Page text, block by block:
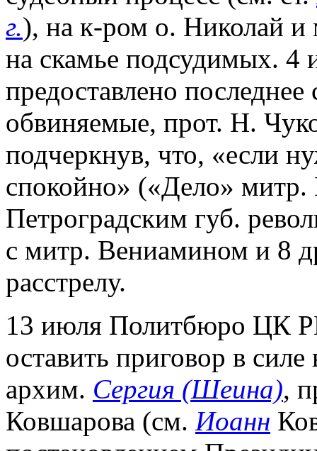
г.), на к-ром о. Николай
на скамье подсудимых.
предоставлено
обвиняемые, прот. Н.
подчеркнув, что, «если
спокойно» («Дело»
Петроградским губ.
с митр. Вениамином и 8
расстрелу.
13 июля Политбюро ЦК
оставить приговор в
архим. Сергия (Шеина),
Ковшарова (см. Иоанн